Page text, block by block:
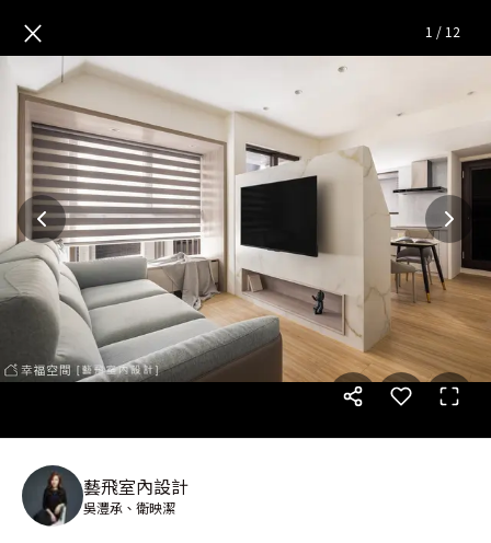
非改不可的小宅！挪動格局
× 1 / 12
藝飛室內設計
吳灃承、衛映潔